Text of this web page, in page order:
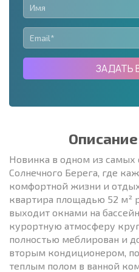
ЗАДАТЬ
Новинка в одном из самых
Солнечного Берега, где
комфортной жизни и
квартира площадью 52 м²
выходит окнами на
курортную атмосферу
полностью меблирован и
вторым кондиционером,
теплым полом в ванной